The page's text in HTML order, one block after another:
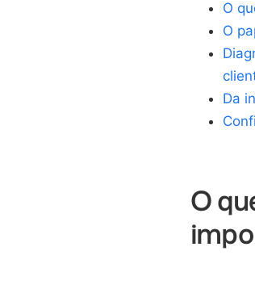
O
O
Da
O